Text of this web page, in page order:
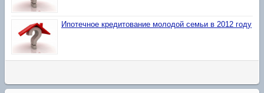
Ипотечное кредитование молодой семьи в 2012 году